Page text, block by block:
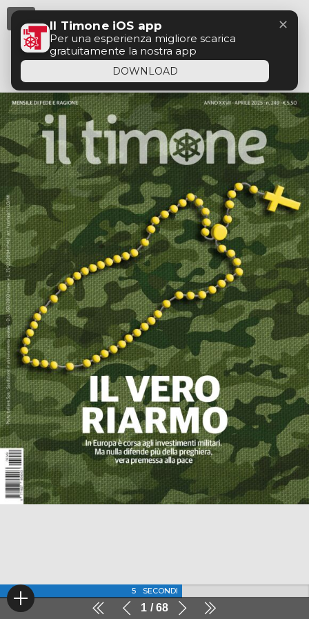
1 68
4 SECONDI
Il Timone iOS app
Per una esperienza migliore scarica
gratuitamente la nostra app
DOWNLOAD
✕
Menu